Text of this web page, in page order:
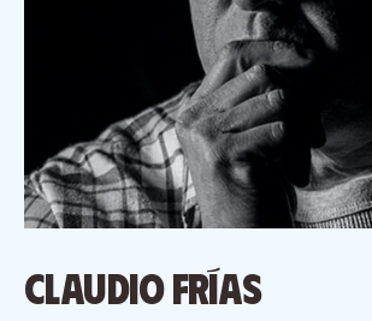
Claudio Frías